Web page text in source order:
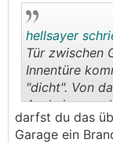
hellsayer
Tür zwischen
Innentüre
"dicht". Von
Ausheizen zu
drinnen ist.
darfst du das
Garage ein